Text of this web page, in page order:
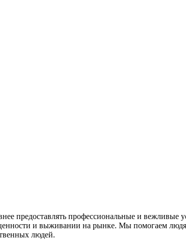
предоставлять профессиональные и вежливые
и выживании на рынке. Мы помогаем
людей.